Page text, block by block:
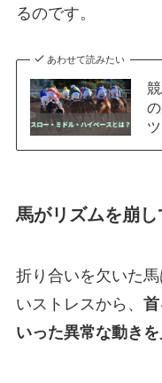
るのです。
あわせて読みたい
馬がリズムを崩
折り合いを欠いた
いストレスから、
いった異常な動きを